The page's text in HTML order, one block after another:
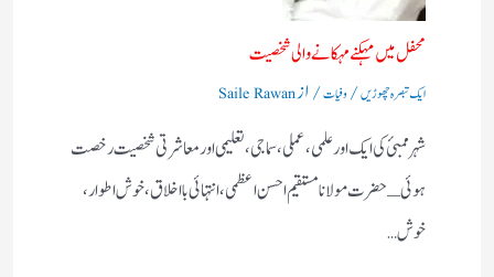
محفل میں مہکنے مہکانے والی شخصیت
ایک تبصرہ چھوڑیں/ وفیات/ ازSaile Rawan
شہر ممبئ کی ایک اور علمی، عملی، سماجی، تعلیمی اور معاشرتی شخصیت رخصت
ہوئی ـ حضرت مولانا مستقیم احسن اعظمی، انتہائی بااخلاق، خوش اطوار،
خوش…